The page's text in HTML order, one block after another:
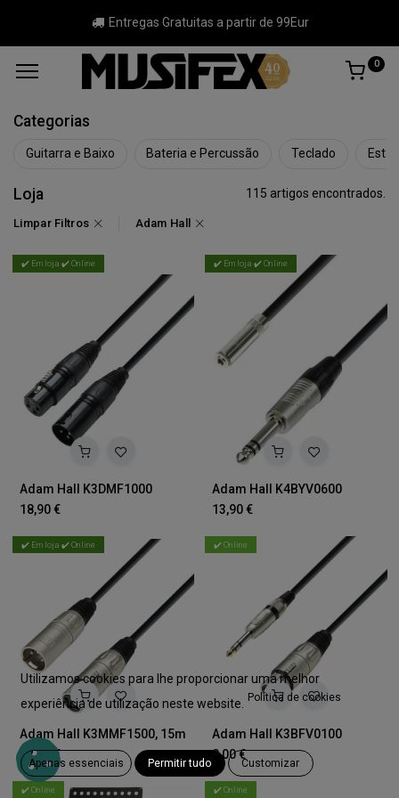
Entregas Gratuitas a partir de 99Eur
0
Categorias
Guitarra e Baixo Bateria e Percussão Teclado
Loja 115 artigos encontrados.
Limpar Filtros Adam Hall
Adam Hall K3DMF1000
18,90€
✔️ Em loja ✔️ Online
Adam Hall K4BYV0600
13,90€
✔️ Em loja ✔️ Online
Adam Hall K3MMF1500, 15m
22,50€
✔️ Em loja ✔️ Online
Adam Hall K3BFV0100
8,00€
✔️ Online
✔️ Online ✔️ Online
Utilizamos cookies para lhe proporcionar uma melhor
experiência de utilização neste website.
Política de cookies
Apenas essenciais Permitir tudo Customizar